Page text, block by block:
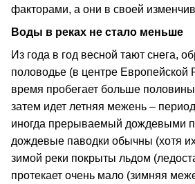
факторами, а они в своей
Воды в реках не стало меньше
Из года в год весной тают снега,
половодье (в центре Европейской
время пробегает больше половины
затем идет летняя межень –
иногда прерываемый дождевыми
дождевые паводки обычны (хотя
зимой реки покрыты льдом
протекает очень мало (зимняя